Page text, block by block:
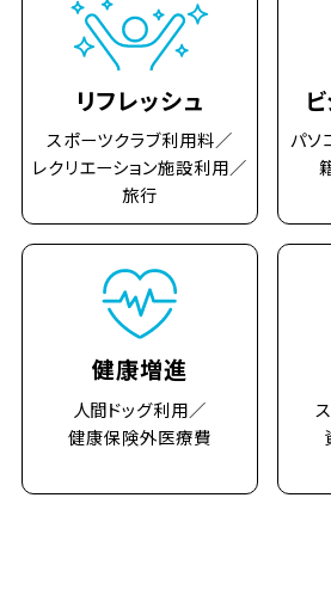
リフレッシュ
スポーツクラブ利用料／
レクリエーション施設利用／
旅行
パソ
健康増進
人間ドッグ利用／
健康保険外医療費